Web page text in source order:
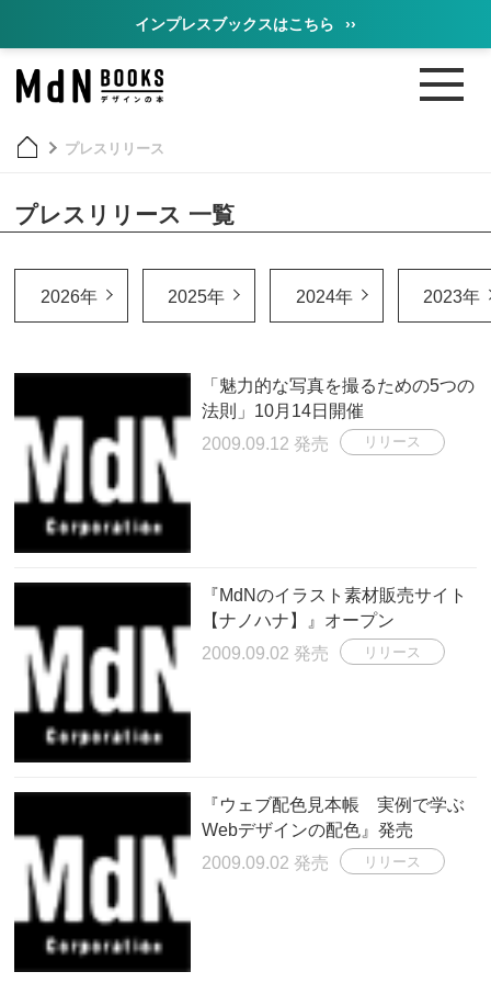
インプレスブックスはこちら ››
プレスリリース
プレスリリース 一覧
2026年 2025年 2024年 2023年
「魅力的な写真を撮るための5つの
法則」10月14日開催
2009.09.12 発売
リリース
『MdNのイラスト素材販売サイト
【ナノハナ】』オープン
2009.09.02 発売
リリース
『ウェブ配色見本帳 実例で学ぶ
Webデザインの配色』発売
2009.09.02 発売
リリース